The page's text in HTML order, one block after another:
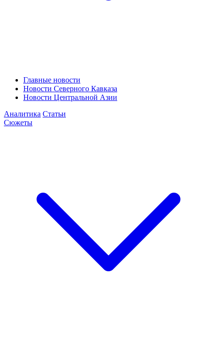
Главные новости
Новости Северного Кавказа
Новости Центральной Азии
Аналитика Статьи
Сюжеты